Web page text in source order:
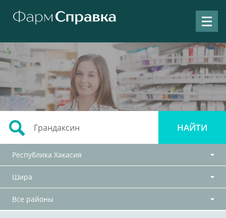
Республика Хакасия
Шира
Все районы